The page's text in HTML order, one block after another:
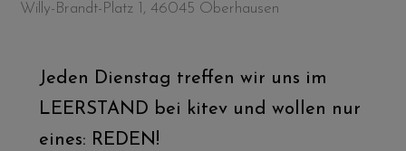
Willy-Brandt-Platz 1, 46045 Oberhausen
Jeden Dienstag treffen wir uns im
LEERSTAND bei kitev und wollen nur
eines: REDEN!